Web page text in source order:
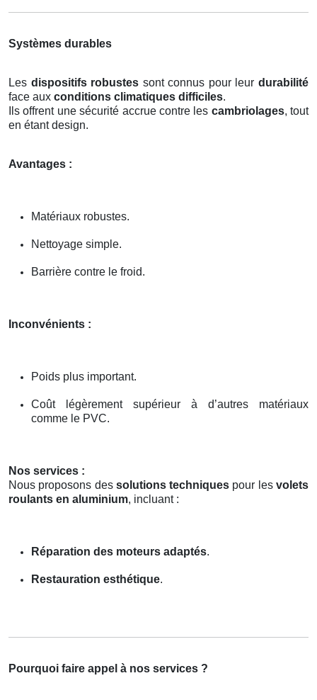
Systèmes durables
Les dispositifs robustes sont connus pour leurdurabilité
face aux conditions climatiques difficiles.
Ils offrent une sécurité accrue contre les cambriolages, tout
en étant design.
Avantages :
Matériaux robustes.
Nettoyage simple.
Barrière contre le froid.
Inconvénients :
Poids plus important.
Coût légèrement supérieur à d’autres matériaux
comme le PVC.
Nos services :
Nous proposons des solutions techniques pour lesvolets
roulants en aluminium, incluant :
Réparation des moteurs adaptés.
Restauration esthétique.
Pourquoi faire appel à nos services ?